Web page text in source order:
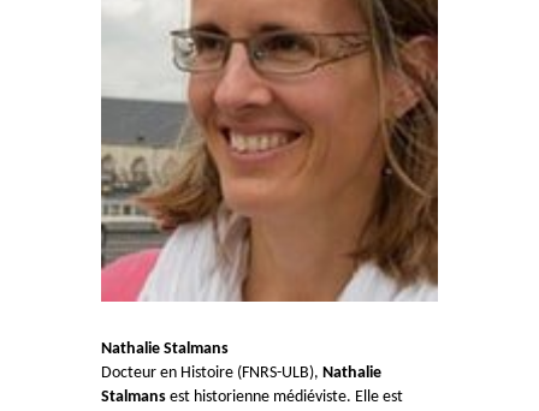
Nathalie Stalmans
Docteur en Histoire (FNRS-ULB), Nathalie
Stalmans est historienne médiéviste. Elle est